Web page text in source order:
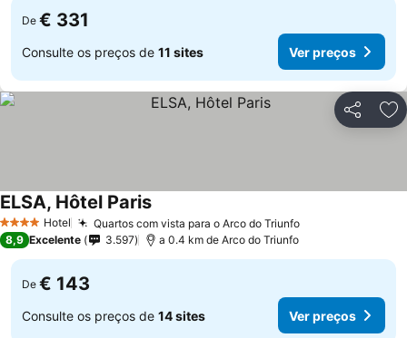
De € 331
Consulte os preços de 11 sites Ver preços
Partilhar
4 EstrelasHotel Quartos com vista para o Arco do Triunfo
ELSA, Hôtel Paris
8,9 Excelente 3.597 a 0.4 km de Arco do Triunfo
De € 143
Consulte os preços de 14 sites Ver preços